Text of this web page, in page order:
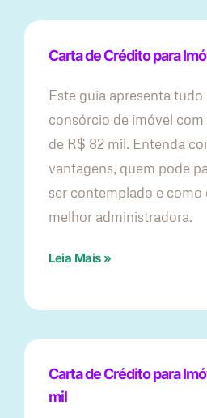
Carta de Crédito para
Este guia apresenta tudo
consórcio de imóvel
de R$ 82 mil. Entenda
vantagens, quem pode
ser contemplado e como
melhor administradora.
Leia Mais »
Carta de Crédito para
mil